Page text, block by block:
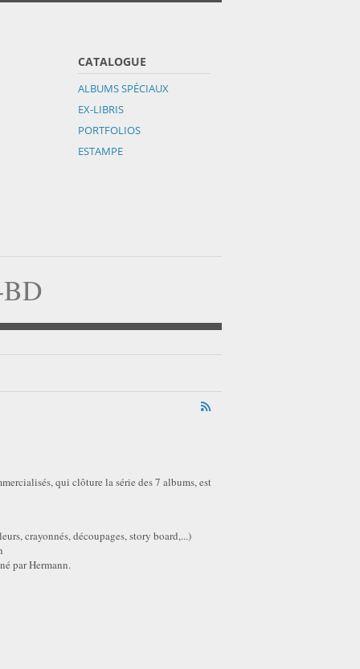
CATALOGUE
ALBUMS SPÉCIAUX
EX-LIBRIS
PORTFOLIOS
ESTAMPE
qui clôture la série des 7 albums, est
crayonnés, découpages, story board,...)
par Hermann.